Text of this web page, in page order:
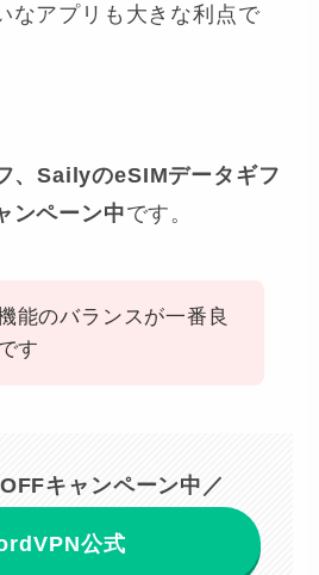
なアプリも大きな利点で
、SailyのeSIMデータギフ
ンペーン中です。
能のバランスが一番良
す
キャンペーン中／
公式